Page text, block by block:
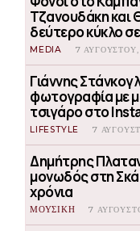
Τζανουδάκη και
δεύτερο κύκλο
MEDIA 7 ΑΥΓΟΎΣΤΟΥ,
Γιάννης
φωτογραφία με
τσιγάρο στο
LIFESTYLE 7
Δημήτρης
μονωδός στη
χρόνια
ΜΟΥΣΙΚΗ 7